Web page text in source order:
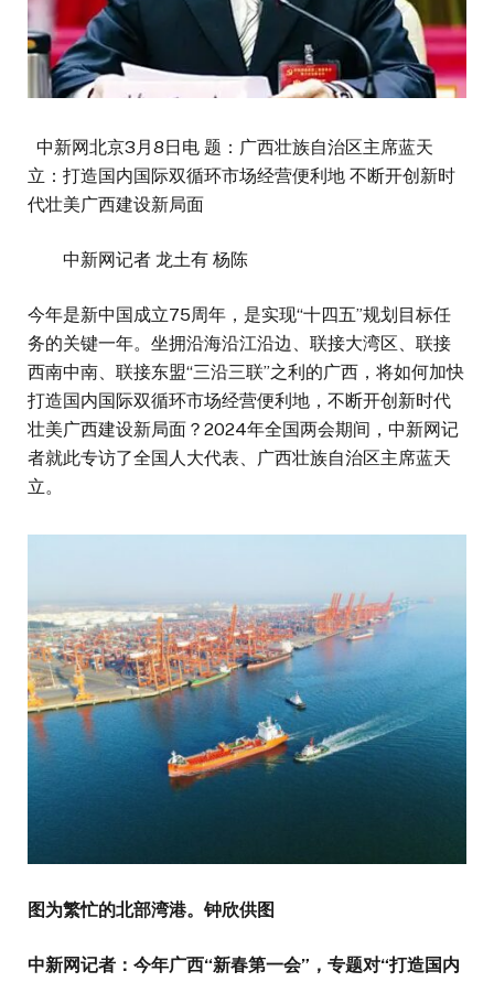
中新网北京3月8日电 题：广西壮族自治区主席蓝天
立：打造国内国际双循环市场经营便利地 不断开创新时
代壮美广西建设新局面
中新网记者 龙土有 杨陈
今年是新中国成立75周年，是实现“十四五”规划目标任
务的关键一年。坐拥沿海沿江沿边、联接大湾区、联接
西南中南、联接东盟“三沿三联”之利的广西，将如何加快
打造国内国际双循环市场经营便利地，不断开创新时代
壮美广西建设新局面？2024年全国两会期间，中新网记
者就此专访了全国人大代表、广西壮族自治区主席蓝天
立。
图为繁忙的北部湾港。钟欣供图
中新网记者：今年广西“新春第一会”，专题对“打造国内